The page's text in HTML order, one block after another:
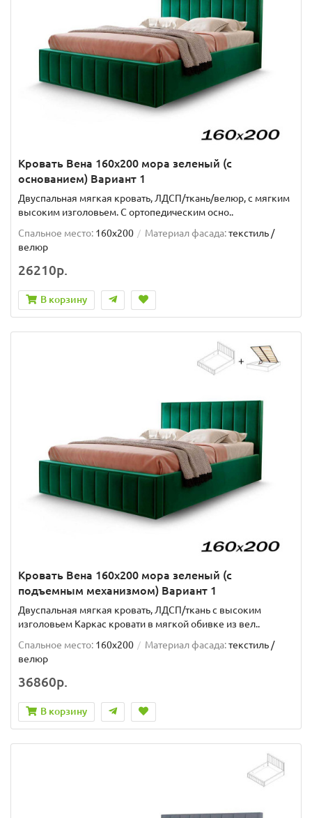
Кровать Вена 160х200 мора зеленый (с
основанием) Вариант 1
Двуспальная мягкая кровать, ЛДСП/ткань/велюр, с мягким
высоким изголовьем. C ортопедическим осно..
Спальное место: 160x200 Материал фасада:текстиль /
велюр
26210р.
В корзину
Кровать Вена 160х200 мора зеленый (с
подъемным механизмом) Вариант 1
Двуспальная мягкая кровать, ЛДСП/ткань с высоким
изголовьем Каркас кровати в мягкой обивке из вел..
Спальное место: 160x200 Материал фасада:текстиль /
велюр
36860р.
В корзину